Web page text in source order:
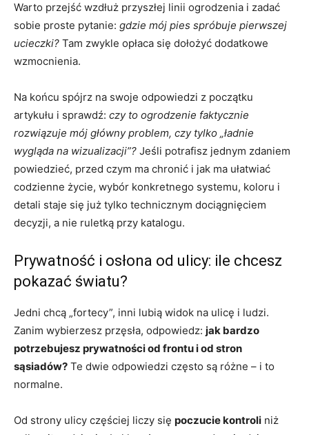
Warto przejść wzdłuż przyszłej linii ogrodzenia i zadać
sobie proste pytanie: gdzie mój pies spróbuje pierwszej
ucieczki? Tam zwykle opłaca się dołożyć dodatkowe
wzmocnienia.
Na końcu spójrz na swoje odpowiedzi z początku
artykułu i sprawdź: czy to ogrodzenie faktycznie
rozwiązuje mój główny problem, czy tylko „ładnie
wygląda na wizualizacji”? Jeśli potrafisz jednym zdaniem
powiedzieć, przed czym ma chronić i jak ma ułatwiać
codzienne życie, wybór konkretnego systemu, koloru i
detali staje się już tylko technicznym dociągnięciem
decyzji, a nie ruletką przy katalogu.
Prywatność i osłona od ulicy: ile chcesz
pokazać światu?
Jedni chcą „fortecy”, inni lubią widok na ulicę i ludzi.
Zanim wybierzesz przęsła, odpowiedz: jak bardzo
potrzebujesz prywatności od frontu i od stron
sąsiadów? Te dwie odpowiedzi często są różne – i to
normalne.
Od strony ulicy częściej liczy się poczucie kontroli niż